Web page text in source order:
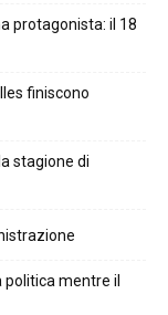
protagonista: il 18
finiscono
stagione di
politica mentre il